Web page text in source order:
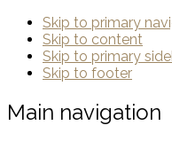
Skip to primary
Skip to content
Skip to primary
Skip to footer
Main navigation